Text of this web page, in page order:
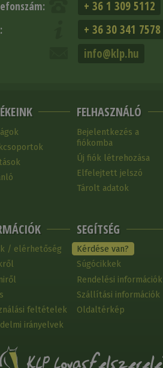
+ 36 1 309 5112
+ 36 30 341 7578
info@klp.hu
/ elérhetőség
feltételek
irányelvek
FELHASZNÁLÓ
Bejelentkezés a
fiókomba
Új fiók létrehozása
Elfelejtett jelszó
Tárolt adatok
SEGÍTSÉG
Kérdése van?
Súgócikkek
Rendelési információk
Szállítási információk
Oldaltérkép